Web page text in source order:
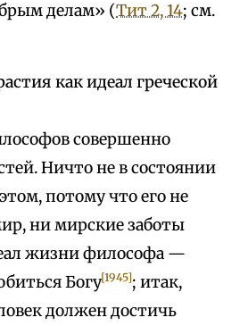
делам» (Тит 2, 14; см.
как идеал греческой
совершенно
Ничто не в состоянии
потому что его не
ни мирские заботы
жизни философа —
Богу[1945]; итак,
должен достичь